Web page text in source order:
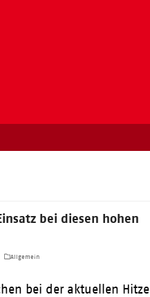
bei diesen hohen
Allgemein
bei der aktuellen Hitze